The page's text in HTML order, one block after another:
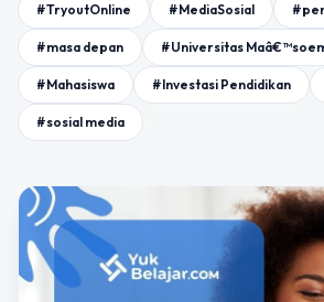
#TryoutOnline #MediaSosial
#masa depan #Universitas
#Mahasiswa #Investasi Pendidikan
#sosial media